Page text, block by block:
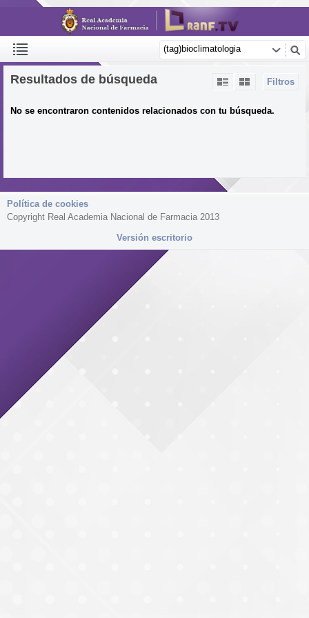
Filtros
Resultados de búsqueda
No se encontraron contenidos relacionados con tu búsqueda.
Política de cookies
Copyright Real Academia Nacional de Farmacia 2013
Versión escritorio